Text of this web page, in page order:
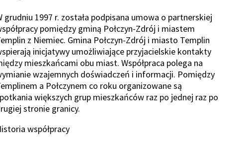
grudniu 1997 r. została podpisana umowa o partnerskiej
pomiędzy gminą Połczyn-Zdrój i miastem
z Niemiec. Gmina Połczyn-Zdrój i miasto Templin
inicjatywy umożliwiające przyjacielskie kontakty
mieszkańcami obu miast. Współpraca polega na
wzajemnych doświadczeń i informacji. Pomiędzy
a Połczynem co roku organizowane są
większych grup mieszkańców raz po jednej raz po
stronie granicy.
współpracy